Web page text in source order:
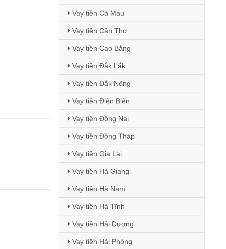
Vay tiền Cà Mau
Vay tiền Cần Thơ
Vay tiền Cao Bằng
Vay tiền Đắk Lắk
Vay tiền Đắk Nông
Vay tiền Điện Biên
Vay tiền Đồng Nai
Vay tiền Đồng Tháp
Vay tiền Gia Lai
Vay tiền Hà Giang
Vay tiền Hà Nam
Vay tiền Hà Tĩnh
Vay tiền Hải Dương
Vay tiền Hải Phòng